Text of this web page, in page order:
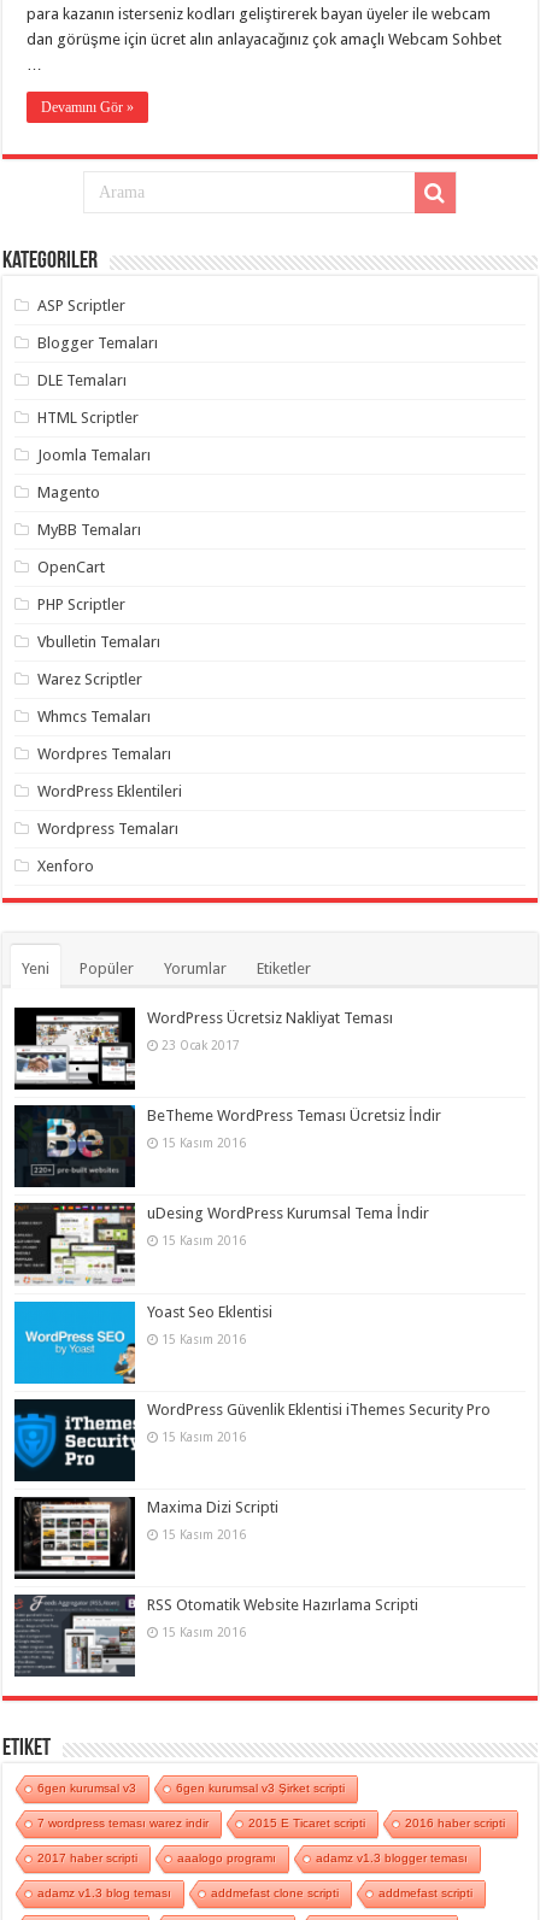
para kazanın isterseniz kodları geliştirerek bayan üyeler ile webcam
dan görüşme için ücret alın anlayacağınız çok amaçlı Webcam Sohbet
…
Devamını Gör »
Kategoriler
ASP Scriptler
Blogger Temaları
DLE Temaları
HTML Scriptler
Joomla Temaları
Magento
MyBB Temaları
OpenCart
PHP Scriptler
Vbulletin Temaları
Warez Scriptler
Whmcs Temaları
Wordpres Temaları
WordPress Eklentileri
Wordpress Temaları
Xenforo
Yeni Popüler Yorumlar Etiketler
WordPress Ücretsiz Nakliyat Teması
23 Ocak 2017
BeTheme WordPress Teması Ücretsiz İndir
15 Kasım 2016
uDesing WordPress Kurumsal Tema İndir
15 Kasım 2016
Yoast Seo Eklentisi
15 Kasım 2016
WordPress Güvenlik Eklentisi iThemes Security Pro
15 Kasım 2016
Maxima Dizi Scripti
15 Kasım 2016
RSS Otomatik Website Hazırlama Scripti
15 Kasım 2016
Etiket
6gen kurumsal v3 6gen kurumsal v3 Şirket scripti
7 wordpress teması warez indir 2015 E Ticaret scripti 2016 haber scripti
2017 haber scripti aaalogo programı adamz v1.3 blogger teması
adamz v1.3 blog teması addmefast clone scripti addmefast scripti